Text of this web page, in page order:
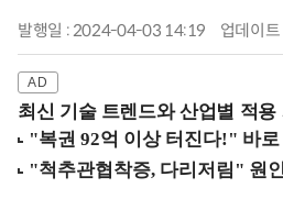
발행일 : 2024-04-03 14:19 업데이
최신 기술 트렌드와 산업별 적